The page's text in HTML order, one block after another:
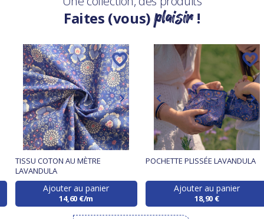
Faites (vous)plaisir!
TISSU COTON AU MÈTRE
LAVANDULA
Ajouter au panier
14,60 €/m
POCHETTE PLISSÉE LAVANDULA
Ajouter au panier
18,90 €